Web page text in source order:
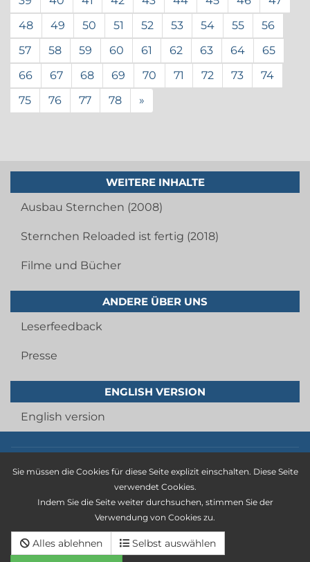
48
49 50 51 52 53 54 55
56
57
58 59 60 61 62 63 64
65
66
67 68 69 70 71 72 73
74
75
76 77 78 »
WEITERE INHALTE
Ausbau Sternchen (2008)
Sternchen Reloaded ist fertig (2018)
Filme und Bücher
ANDERE ÜBER UNS
Leserfeedback
Presse
ENGLISH VERSION
English version
privacy statement
Cancellation policy
Deutsche version
Sie müssen die Cookies für diese Seite explizit einschalten. Diese Seite
verwendet Cookies.
Indem Sie die Seite weiter durchsuchen, stimmen Sie der
Verwendung von Cookies zu.
Alles ablehnen
Selbst auswählen